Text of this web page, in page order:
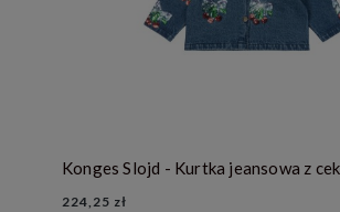
224,25 zł